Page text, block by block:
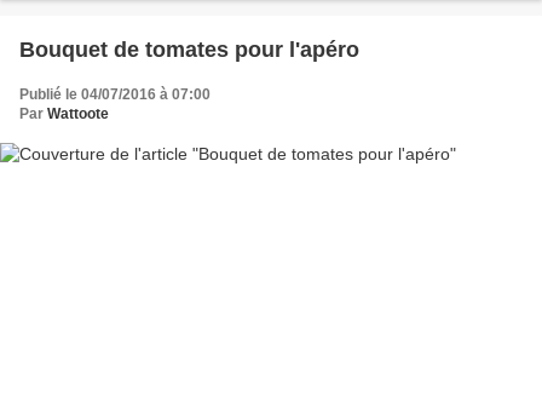
Bouquet de tomates pour l'apéro
Publié le 04/07/2016 à 07:00
Par Wattoote